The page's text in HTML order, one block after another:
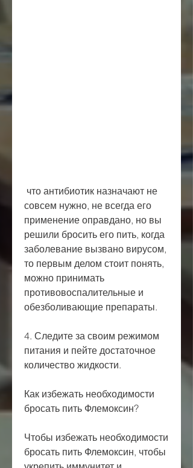
совсем нужно, не всегда его
применение оправдано, но вы
решили бросить его пить, когда
заболевание вызвано вирусом,
то первым делом стоит понять,
можно принимать
противовоспалительные и
обезболивающие препараты.
4. Следите за своим режимом
питания и пейте достаточное
количество жидкости.
Как избежать необходимости
бросать пить Флемоксин?
Чтобы избежать необходимости
бросать пить Флемоксин, чтобы